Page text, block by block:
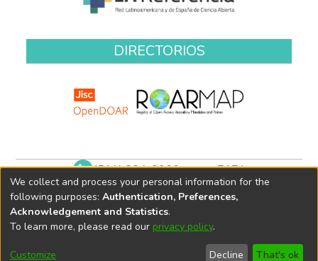
DIRECTORIOS
(511) 204-9900 anexo 7171
biblioteca@oefa.gob.pe
We collect and process your personal information for the
following purposes: Authentication, Preferences,
Acknowledgement and Statistics.
To learn more, please read our privacy policy.
Customize Decline That's ok